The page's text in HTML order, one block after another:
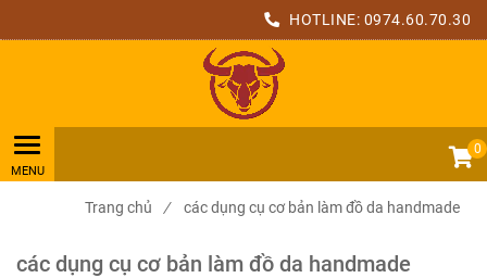
HOTLINE: 0974.60.70.30
0
Trang chủ / các dụng cụ cơ bản làm đồ da handmade
các dụng cụ cơ bản làm đồ da handmade